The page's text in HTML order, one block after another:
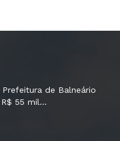
de Balneário
55 mil...